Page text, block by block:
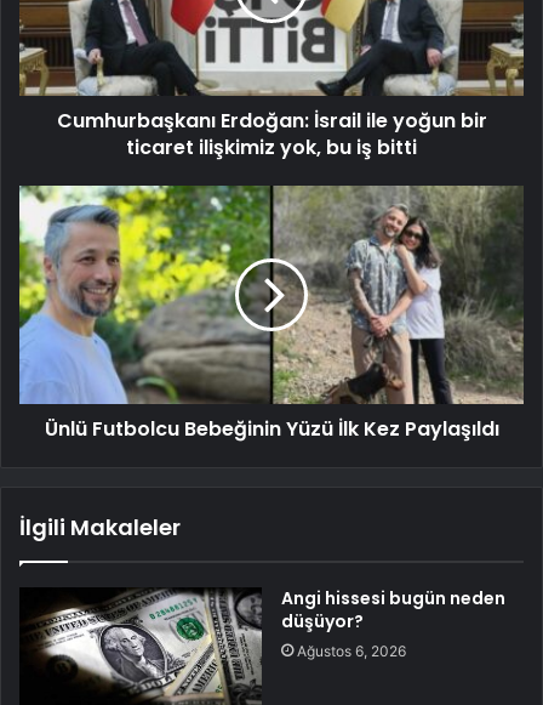
Cumhurbaşkanı Erdoğan: İsrail ile yoğun bir
ticaret ilişkimiz yok, bu iş bitti
Ünlü Futbolcu Bebeğinin Yüzü İlk Kez Paylaşıldı
İlgili Makaleler
Angi hissesi bugün neden
düşüyor?
Ağustos 6, 2026